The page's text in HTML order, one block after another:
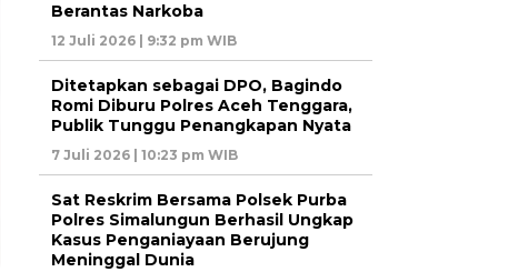
Berantas Narkoba
12 Juli 2026 | 9:32 pm WIB
Ditetapkan sebagai DPO, Bagindo
Romi Diburu Polres Aceh Tenggara,
Publik Tunggu Penangkapan Nyata
7 Juli 2026 | 10:23 pm WIB
Sat Reskrim Bersama Polsek Purba
Polres Simalungun Berhasil Ungkap
Kasus Penganiayaan Berujung
Meninggal Dunia